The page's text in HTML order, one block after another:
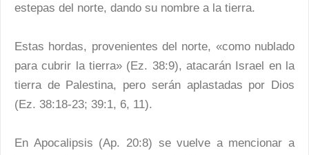
estepas del norte, dando su nombre a la tierra.
Estas hordas, provenientes del norte, «como nublado
para cubrir la tierra» (Ez. 38:9), atacarán Israel en la
tierra de Palestina, pero serán aplastadas por Dios
(Ez. 38:18-23; 39:1, 6, 11).
En Apocalipsis (Ap. 20:8) se vuelve a mencionar a